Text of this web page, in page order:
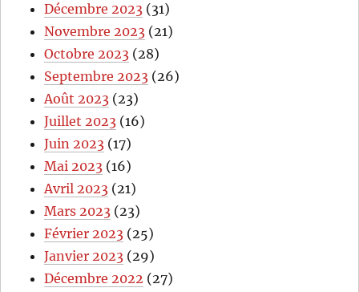
Décembre 2023 (31)
Novembre 2023 (21)
Octobre 2023 (28)
Septembre 2023 (26)
Août 2023 (23)
Juillet 2023 (16)
Juin 2023 (17)
Mai 2023 (16)
Avril 2023 (21)
Mars 2023 (23)
Février 2023 (25)
Janvier 2023 (29)
Décembre 2022 (27)